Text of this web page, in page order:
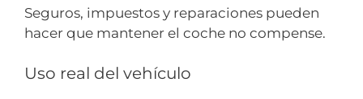
Seguros, impuestos y reparaciones pueden
hacer que mantener el coche no compense.
Uso real del vehículo